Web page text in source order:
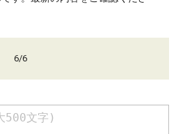
6/6